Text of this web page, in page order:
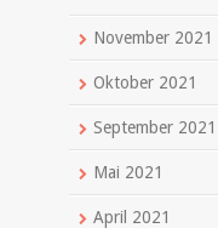
November 2021
Oktober 2021
September 2021
Mai 2021
April 2021